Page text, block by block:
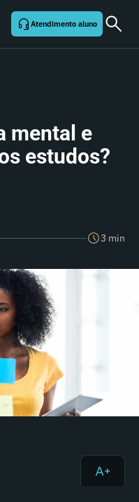
Atendimento aluno
mental e
estudos?
3 min